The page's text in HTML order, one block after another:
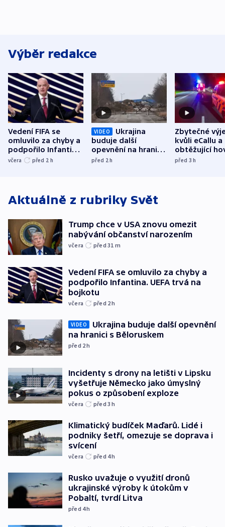
Výběr redakce
Vedení FIFA se
omluvilo za chyby a
podpořilo Infantina.
UEFA trvá na
včera před 2 h
VIDEO
Ukrajina
buduje další
opevnění na hranici
s Běloruskem
před 2h
Zbytečné
kvůli eCallu a
obtěžující
zdržují
před 3h
Aktuálně z rubriky Svět
Trump chce v USA znovu omezit
nabývání občanství narozením
včera před 31 m
Vedení FIFA se omluvilo za chyby a
podpořilo Infantina. UEFA trvá na
bojkotu
včera před 2h
VIDEO
Ukrajina buduje další opevnění
na hranici s Běloruskem
před 2h
Incidenty s drony na letišti v Lipsku
vyšetřuje Německo jako úmyslný
pokus o způsobení exploze
včera před 3h
Klimatický budíček Maďarů. Lidé i
podniky šetří, omezuje se doprava i
svícení
včera před 4h
Rusko uvažuje o využití dronů
ukrajinské výroby k útokům v
Pobaltí, tvrdí Litva
před 4h